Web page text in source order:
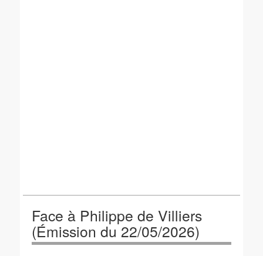
Face à Philippe de Villiers
(Émission du 22/05/2026)